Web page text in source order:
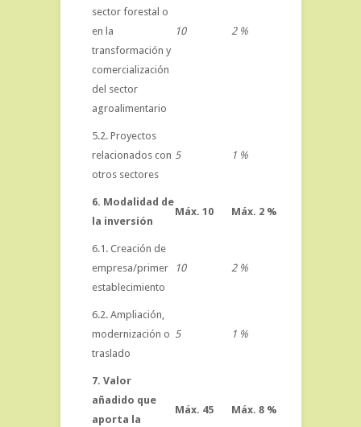
sector forestal o
en la
transformación y
comercialización
del sector
agroalimentario
10 2 %
5.2. Proyectos
relacionados con
otros sectores
5 1 %
6. Modalidad de
la inversión
Máx. 10 Máx. 2 %
6.1. Creación de
empresa/primer
establecimiento
10 2 %
6.2. Ampliación,
modernización o
traslado
5 1 %
7. Valor
añadido que
aporta la
Máx. 45 Máx. 8 %